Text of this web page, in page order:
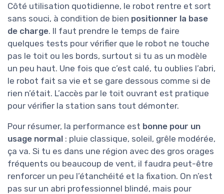
Côté utilisation quotidienne, le robot rentre et sort
sans souci, à condition de bien positionner la base
de charge. Il faut prendre le temps de faire
quelques tests pour vérifier que le robot ne touche
pas le toit ou les bords, surtout si tu as un modèle
un peu haut. Une fois que c’est calé, tu oublies l’abri,
le robot fait sa vie et se gare dessous comme si de
rien n’était. L’accès par le toit ouvrant est pratique
pour vérifier la station sans tout démonter.
Pour résumer, la performance est bonne pour un
usage normal : pluie classique, soleil, grêle modérée,
ça va. Si tu es dans une région avec des gros orages
fréquents ou beaucoup de vent, il faudra peut-être
renforcer un peu l’étanchéité et la fixation. On n’est
pas sur un abri professionnel blindé, mais pour